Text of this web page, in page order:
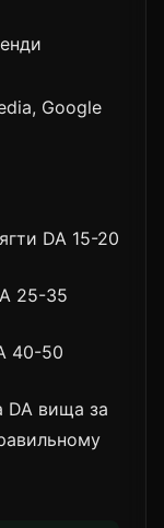
Google
DA 15-20
25-35
40-50
вища за